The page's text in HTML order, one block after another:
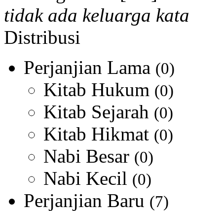
tidak ada keluarga kata
Distribusi
Perjanjian Lama (0)
Kitab Hukum (0)
Kitab Sejarah (0)
Kitab Hikmat (0)
Nabi Besar (0)
Nabi Kecil (0)
Perjanjian Baru (7)